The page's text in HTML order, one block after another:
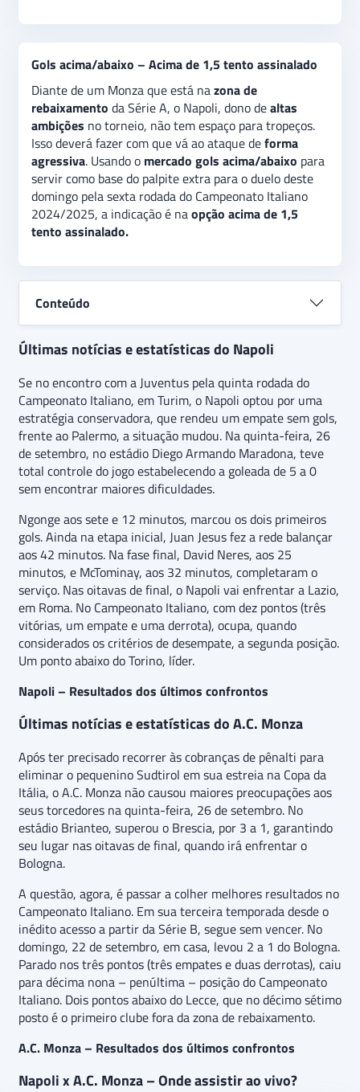
Gols acima/abaixo – Acima de 1,5 tento assinalado
Diante de um Monza que está nazona de
rebaixamento da Série A, o Napoli, dono dealtas
ambições no torneio, não tem espaço para tropeços.
Isso deverá fazer com que vá ao ataque deforma
agressiva. Usando o mercado gols acima/abaixo para
servir como base do palpite extra para o duelo deste
domingo pela sexta rodada do Campeonato Italiano
2024/2025, a indicação é naopção acima de 1,5
tento assinalado.
Conteúdo
Últimas notícias e estatísticas do Napoli
Se no encontro com a Juventus pela quinta rodada do
Campeonato Italiano, em Turim, o Napoli optou por uma
estratégia conservadora, que rendeu um empate sem gols,
frente ao Palermo, a situação mudou. Na quinta-feira, 26
de setembro, no estádio Diego Armando Maradona, teve
total controle do jogo estabelecendo a goleada de 5 a 0
sem encontrar maiores dificuldades.
Ngonge aos sete e 12 minutos, marcou os dois primeiros
gols. Ainda na etapa inicial, Juan Jesus fez a rede balançar
aos 42 minutos. Na fase final, David Neres, aos 25
minutos, e McTominay, aos 32 minutos, completaram o
serviço. Nas oitavas de final, o Napoli vai enfrentar a Lazio,
em Roma. No Campeonato Italiano, com dez pontos (três
vitórias, um empate e uma derrota), ocupa, quando
considerados os critérios de desempate, a segunda posição.
Um ponto abaixo do Torino, líder.
Napoli – Resultados dos últimos confrontos
Últimas notícias e estatísticas do A.C. Monza
Após ter precisado recorrer às cobranças de pênalti para
eliminar o pequenino Sudtirol em sua estreia na Copa da
Itália, o A.C. Monza não causou maiores preocupações aos
seus torcedores na quinta-feira, 26 de setembro. No
estádio Brianteo, superou o Brescia, por 3 a 1, garantindo
seu lugar nas oitavas de final, quando irá enfrentar o
Bologna.
A questão, agora, é passar a colher melhores resultados no
Campeonato Italiano. Em sua terceira temporada desde o
inédito acesso a partir da Série B, segue sem vencer. No
domingo, 22 de setembro, em casa, levou 2 a 1 do Bologna.
Parado nos três pontos (três empates e duas derrotas), caiu
para décima nona – penúltima – posição do Campeonato
Italiano. Dois pontos abaixo do Lecce, que no décimo sétimo
posto é o primeiro clube fora da zona de rebaixamento.
A.C. Monza – Resultados dos últimos confrontos
Napoli x A.C. Monza – Onde assistir ao vivo?